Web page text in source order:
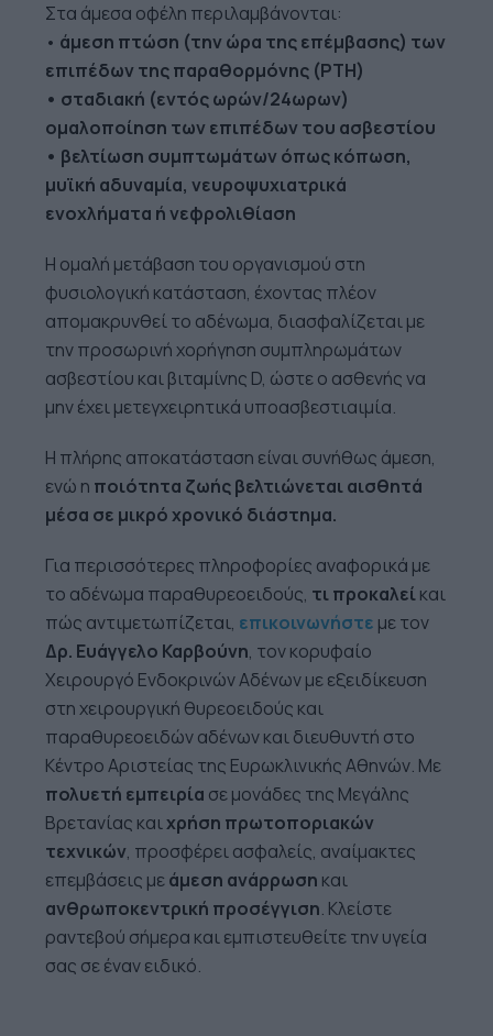
Στα άμεσα οφέλη περιλαμβάνονται:
• άμεση πτώση (την ώρα της επέμβασης) των
επιπέδων της παραθορμόνης (PTH)
• σταδιακή (εντός ωρών/24ωρων)
ομαλοποίηση των επιπέδων του ασβεστίου
• βελτίωση συμπτωμάτων όπως κόπωση,
μυϊκή αδυναμία, νευροψυχιατρικά
ενοχλήματα ή νεφρολιθίαση
Η ομαλή μετάβαση του οργανισμού στη
φυσιολογική κατάσταση, έχοντας πλέον
απομακρυνθεί το αδένωμα, διασφαλίζεται με
την προσωρινή χορήγηση συμπληρωμάτων
ασβεστίου και βιταμίνης D, ώστε ο ασθενής να
μην έχει μετεγχειρητικά υποασβεστιαιμία.
Η πλήρης αποκατάσταση είναι συνήθως άμεση,
ενώ η ποιότητα ζωής βελτιώνεται αισθητά
μέσα σε μικρό χρονικό διάστημα.
Για περισσότερες πληροφορίες αναφορικά με
το αδένωμα παραθυρεοειδούς, τι προκαλείκαι
πώς αντιμετωπίζεται, επικοινωνήστε με τον
Δρ. Ευάγγελο Καρβούνη, τον κορυφαίο
Χειρουργό Ενδοκρινών Αδένων με εξειδίκευση
στη χειρουργική θυρεοειδούς και
παραθυρεοειδών αδένων και διευθυντή στο
Κέντρο Αριστείας της Ευρωκλινικής Αθηνών. Με
πολυετή εμπειρία σε μονάδες της Μεγάλης
Βρετανίας καιχρήση πρωτοποριακών
τεχνικών, προσφέρει ασφαλείς, αναίμακτες
επεμβάσεις μεάμεση ανάρρωση και
ανθρωποκεντρική προσέγγιση. Κλείστε
ραντεβού σήμερα και εμπιστευθείτε την υγεία
σας σε έναν ειδικό.